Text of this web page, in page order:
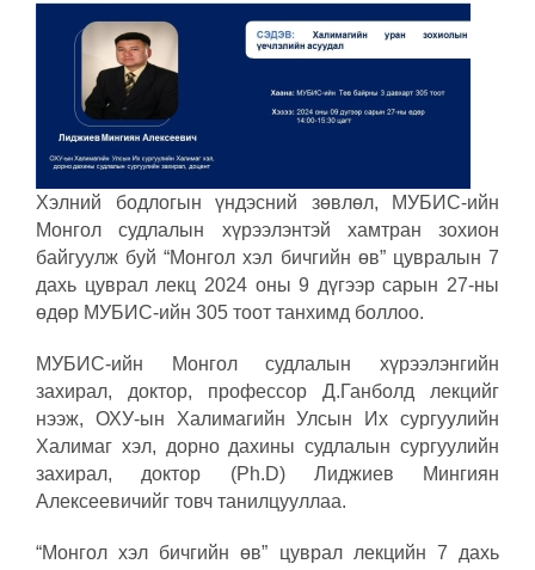
Хэлний бодлогын үндэсний зөвлөл, МУБИС-ийн
Монгол судлалын хүрээлэнтэй хамтран зохион
байгуулж буй “Монгол хэл бичгийн өв” цувралын 7
дахь цуврал лекц 2024 оны 9 дүгээр сарын 27-ны
өдөр МУБИС-ийн 305 тоот танхимд боллоо.
МУБИС-ийн Монгол судлалын хүрээлэнгийн
захирал, доктор, профессор Д.Ганболд лекцийг
нээж, ОХУ-ын Халимагийн Улсын Их сургуулийн
Халимаг хэл, дорно дахины судлалын сургуулийн
захирал, доктор (Ph.D) Лиджиев Мингиян
Алексеевичийг товч танилцууллаа.
“Монгол хэл бичгийн өв” цуврал лекцийн 7 дахь